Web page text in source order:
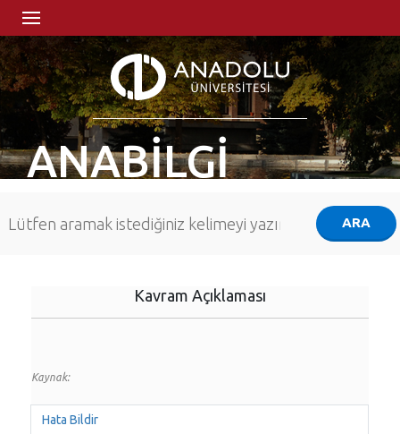
ANABİLGİ
Kavram Açıklaması
Kaynak:
Hata Bildir